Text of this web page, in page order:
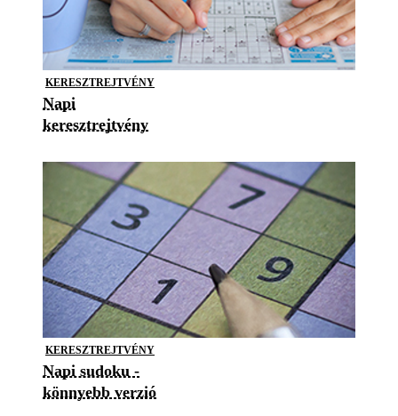
KERESZTREJTVÉNY
Napi
keresztrejtvény
KERESZTREJTVÉNY
Napi sudoku -
könnyebb verzió